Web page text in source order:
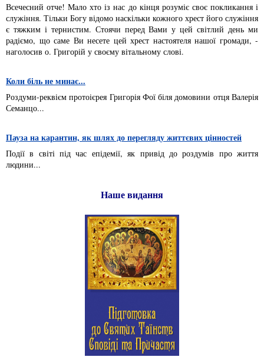
Всечесний отче! Мало хто із нас до кінця розуміє своє покликання і
служіння. Тільки Богу відомо наскільки кожного хрест його служіння
є тяжким і тернистим. Стоячи перед Вами у цей світлий день ми
радіємо, що саме Ви несете цей хрест настоятеля нашої громади, -
наголосив о. Григорій у своєму вітальному слові.
Коли біль не минає...
Роздуми-реквієм протоієрея Григорія Фої біля домовини отця Валерія
Семанцо...
Пауза на карантин, як шлях до перегляду життєвих цінностей
Події в світі під час епідемії, як привід до роздумів про життя
людини...
Наше видання